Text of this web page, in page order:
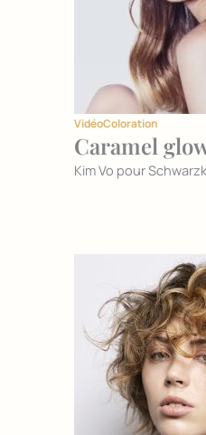
VidéoColoration
Caramel
Kim Vo pour